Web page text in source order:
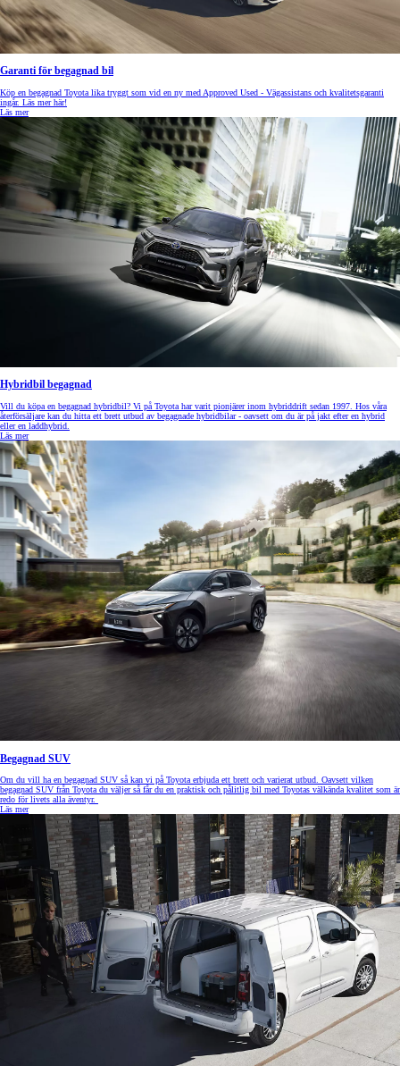
Garanti för begagnad bil
Köp en begagnad Toyota lika tryggt som vid en ny med Approved Used - Vägassistans och kvalitetsgaranti
ingår. Läs mer här!
Läs mer
Hybridbil begagnad
Vill du köpa en begagnad hybridbil? Vi på Toyota har varit pionjärer inom hybriddrift sedan 1997. Hos våra
återförsäljare kan du hitta ett brett utbud av begagnade hybridbilar - oavsett om du är på jakt efter en hybrid
eller en laddhybrid.
Läs mer
Begagnad SUV
Om du vill ha en begagnad SUV så kan vi på Toyota erbjuda ett brett och varierat utbud. Oavsett vilken
begagnad SUV från Toyota du väljer så får du en praktisk och pålitlig bil med Toyotas välkända kvalitet som är
redo för livets alla äventyr.
Läs mer